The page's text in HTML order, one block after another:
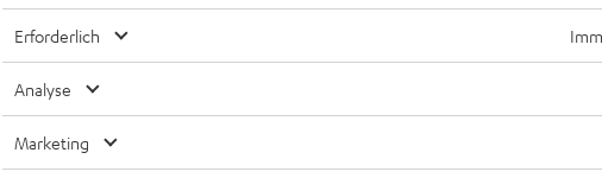
Erforderlich
Analyse
Marketing